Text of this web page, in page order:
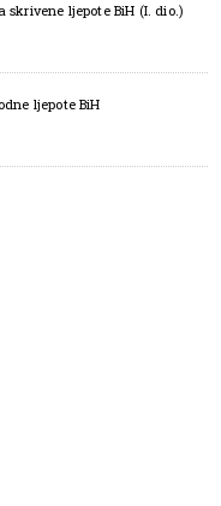
skrivene ljepote BiH (I. dio.)
ljepote BiH